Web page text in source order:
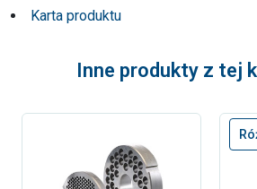
Karta produktu
Inne produkty z tej